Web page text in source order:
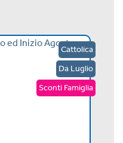
Cattolica
Da Luglio
Sconti Famiglia